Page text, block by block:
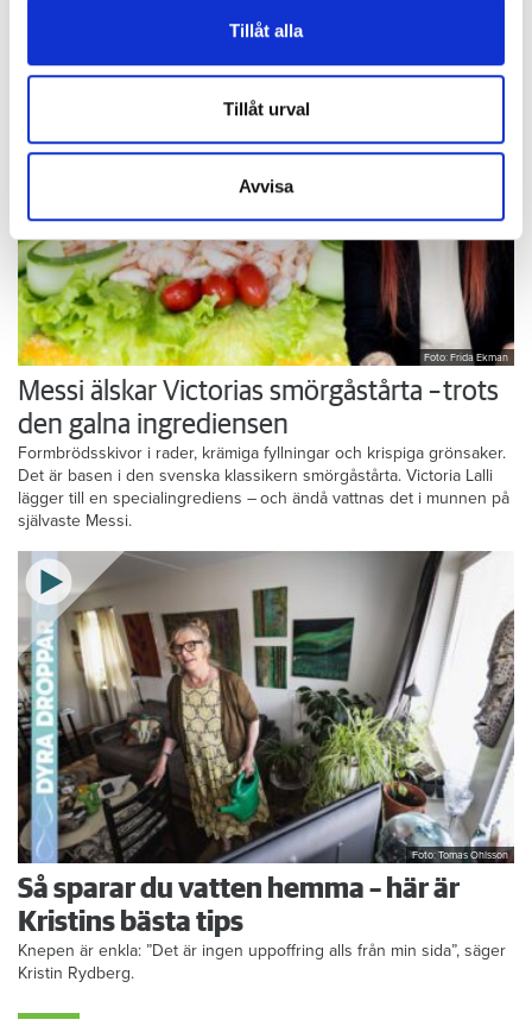
vidarebefordrar även sådana identifierare och annan
annons- och analysföretag som vi samarbetar med.
Dessa kan i sin tur kombinera informationen med annan
samlat in när du har använt deras tjänster.
Tillåt alla
Tillåt urval
Avvisa
lilla köksträdgården på balkongen.
Foto: Frida Ekman
Messi älskar Victorias smörgåstårta – trots
den galna ingrediensen
Formbrödsskivor i rader, krämiga fyllningar och krispiga grönsaker.
Det är basen i den svenska klassikern smörgåstårta. Victoria Lalli
lägger till en specialingrediens – och ändå vattnas det i munnen på
självaste Messi.
Foto: Tomas Ohlsson
Så sparar du vatten hemma – här är
Kristins bästa tips
Knepen är enkla: ”Det är ingen uppoffring alls från min sida”, säger
Kristin Rydberg.